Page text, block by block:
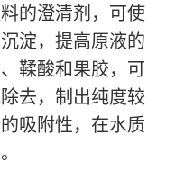
的澄清剂，可使
淀，提高原液的
鞣酸和果胶，可
去，制出纯度较
吸附性，在水质